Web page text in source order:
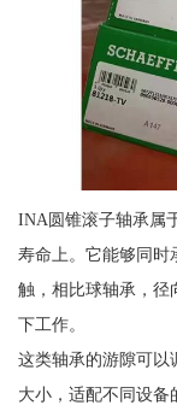
INA圆锥滚子轴承属
寿命上。它能够同时
触，相比球轴承，径
下工作。
这类轴承的游隙可以
大小，适配不同设备